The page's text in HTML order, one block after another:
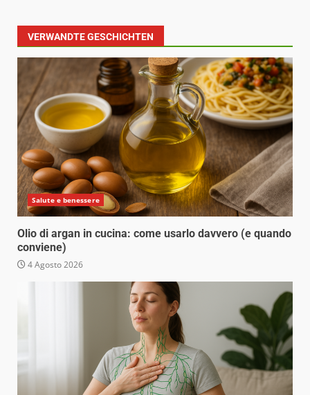
VERWANDTE GESCHICHTEN
Salute e benessere
Olio di argan in cucina: come usarlo davvero (e quando
conviene)
4 Agosto 2026